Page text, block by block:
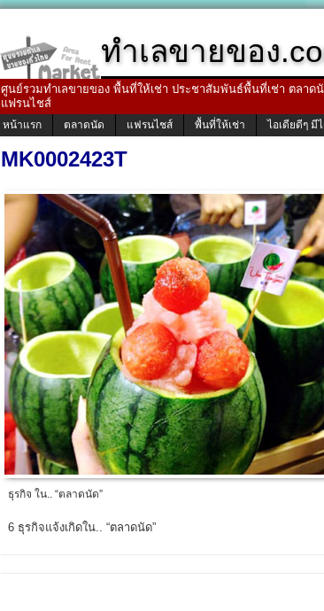
ทำเลขายของ
ศูนย์รวมทำเลขายของ พื้นที่ให้เช่า ประชาสัมพันธ์พื้นที่เช่า ตลา
แฟรนไชส์
หน้าแรก ตลาดนัด แฟรนไชส์ พื้นที่ให้เช่า ไอเดียดีๆ มี
MK0002423T
ธุรกิจ ใน.. “ตลาดนัด”
6 ธุรกิจแจ้งเกิดใน.. “ตลาดนัด”